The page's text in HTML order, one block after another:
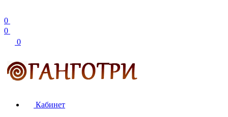
0
0
0
Кабинет